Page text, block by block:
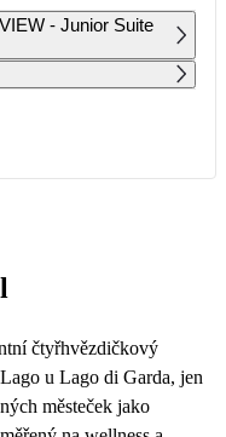
2
6 269
3
5 899
4
4 409
- Junior Suite
čtyřhvězdičkový
u Lago di Garda, jen
městeček jako